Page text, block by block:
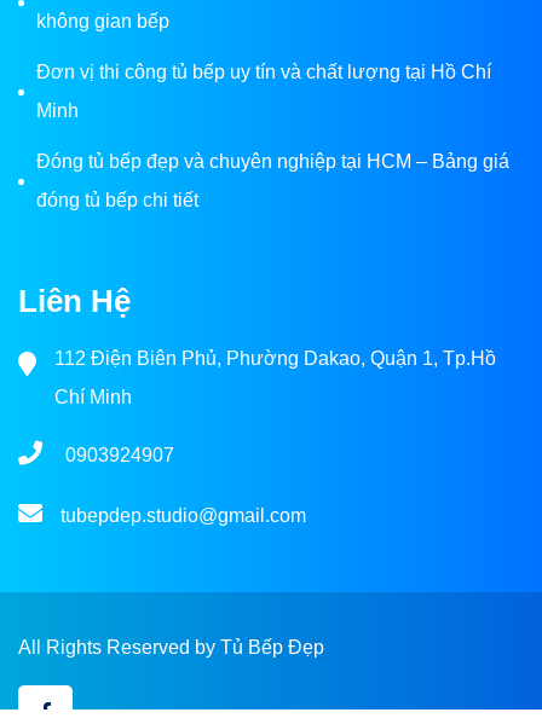
không gian bếp
Đơn vị thi công tủ bếp uy tín và chất lượng tại Hồ Chí
Minh
Đóng tủ bếp đẹp và chuyên nghiệp tại HCM – Bảng giá
đóng tủ bếp chi tiết
Liên Hệ
112 Điện Biên Phủ, Phường Dakao, Quận 1, Tp.Hồ
Chí Minh
0903924907
tubepdep.studio@gmail.com
All Rights Reserved by Tủ Bếp Đẹp